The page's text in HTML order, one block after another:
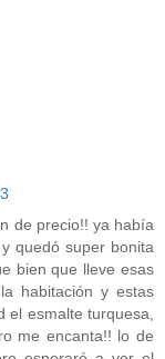
de precio!! ya había
quedó super bonita
bien que lleve esas
habitación y estas
el esmalte turquesa,
me encanta!! lo de